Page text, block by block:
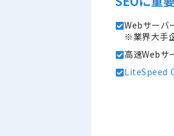
Webサーバ
※業界大手
高速Webサ
LiteSpeed